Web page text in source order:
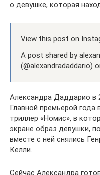
о девушке, которая
View this post on
A post shared by
(@alexandradaddario)
Александра Даддарио в
Главной премьерой года
триллер «Номис», в
экране образ девушки,
вместе с ней снялись
Келли.
Сейчас Александра